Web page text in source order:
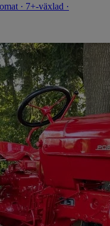
· 7+-växlad ·